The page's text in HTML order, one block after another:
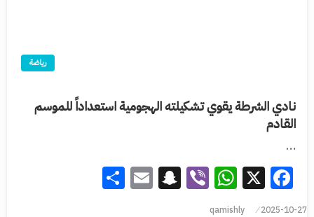
رياضة
نادي الشرطة يقوي تشكيلته الهجومية استعداداً للموسم
القادم
…
Facebook
X
WhatsApp
Viber
Snapchat
Email
2025-10-27
qamishly